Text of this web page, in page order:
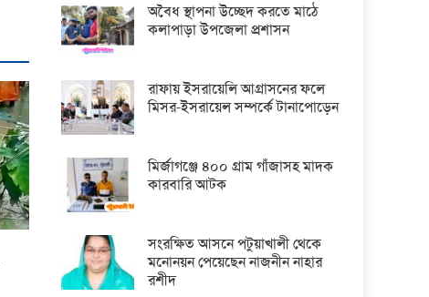
অবৈধ স্থাপনা উচ্ছেদ করতে মাঠে
কলাপাড়া উপজেলা প্রশাসন
রাফায় ইসরায়েলি আগ্রাসনের ফলে
মিসর-ইসরায়েল সম্পর্কে টানাপোড়েন
মির্জাগঞ্জে ৪০০ গ্রাম গাঁজাসহ মাদক
কারবারি আটক
সংরক্ষিত আসনে পটুয়াখালী থেকে
মনোনয়ন পেয়েছেন নাজনীন নাহার
রশীদ